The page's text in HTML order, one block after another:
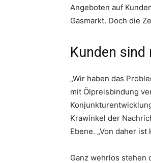
Angeboten auf
Gasmarkt. Doch die
Kunden
„Wir haben das
mit Ölpreisbindung
Krawinkel der
Ebene. „Von daher
Ganz wehrlos stehen